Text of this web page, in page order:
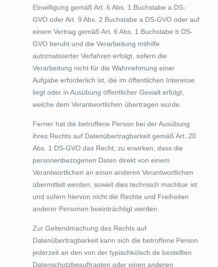
Einwilligung gemäß Art. 6 Abs. 1 Buchstabe a DS-
GVO oder Art. 9 Abs. 2 Buchstabe a DS-GVO oder auf
einem Vertrag gemäß Art. 6 Abs. 1 Buchstabe b DS-
GVO beruht und die Verarbeitung mithilfe
automatisierter Verfahren erfolgt, sofern die
Verarbeitung nicht für die Wahrnehmung einer
Aufgabe erforderlich ist, die im öffentlichen Interesse
liegt oder in Ausübung öffentlicher Gewalt erfolgt,
welche dem Verantwortlichen übertragen wurde.
Ferner hat die betroffene Person bei der Ausübung
ihres Rechts auf Datenübertragbarkeit gemäß Art. 20
Abs. 1 DS-GVO das Recht, zu erwirken, dass die
personenbezogenen Daten direkt von einem
Verantwortlichen an einen anderen Verantwortlichen
übermittelt werden, soweit dies technisch machbar ist
und sofern hiervon nicht die Rechte und Freiheiten
anderer Personen beeinträchtigt werden.
Zur Geltendmachung des Rechts auf
Datenübertragbarkeit kann sich die betroffene Person
jederzeit an den von der typischkölsch.de bestellten
Datenschutzbeauftragten oder einen anderen